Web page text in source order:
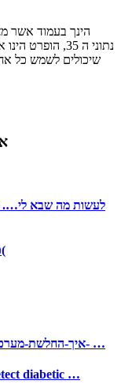
נתוני ה 35,
שיכולים לשמש כל
לעשות מה שבא לי….
כנס יישום מדיניות בעידן הביג דאטה )נתוני עתֵ ק(
איך-החלשת-מערכת-המשפט-תשפיע-על-מערכת-המזון-ועל-השינוי- …
diabetic …